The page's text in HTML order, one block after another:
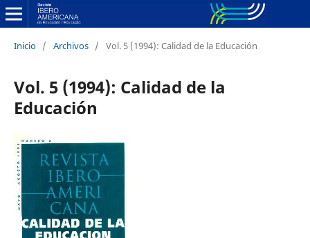
Inicio / Archivos / Vol. 5 (1994): Calidad de la Educación
Vol. 5 (1994): Calidad de la
Educación